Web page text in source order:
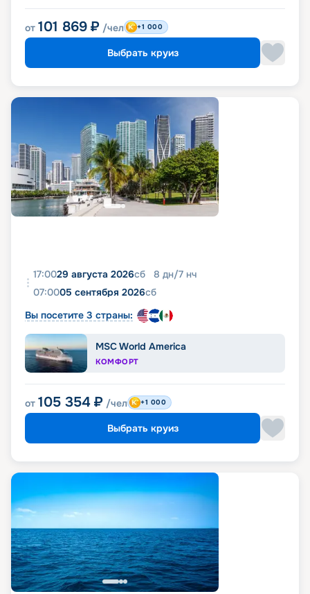
от 101 869 ₽ /чел +1 000
Выбрать круиз
17:0029 августа 2026сб 8 дн/7 нч
07:0005 сентября 2026сб
Вы посетите 3 страны:
MSC World America
КОМФОРТ
от 105 354 ₽ /чел +1 000
Выбрать круиз